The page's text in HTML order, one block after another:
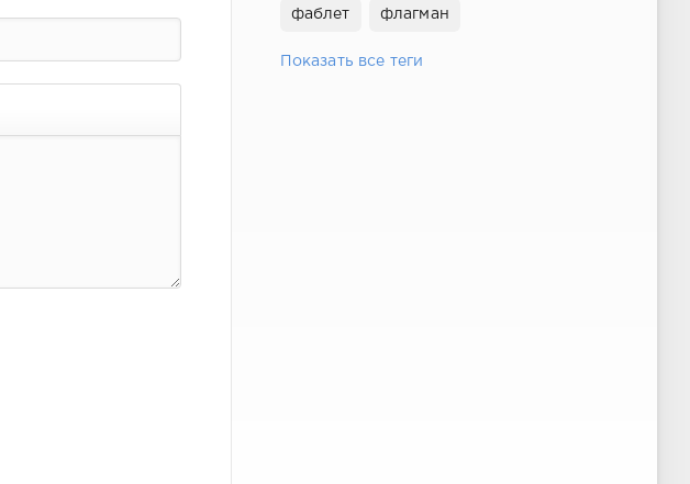
фаблет флагман
Показать все теги